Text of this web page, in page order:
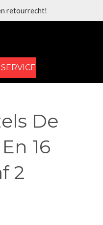
retourrecht!
De
16
2